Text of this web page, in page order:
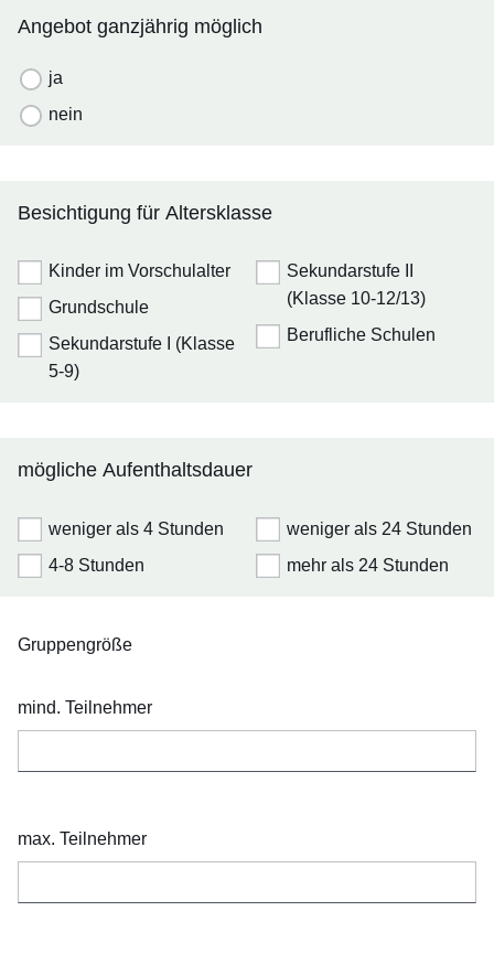
Angebot ganzjährig möglich
ja
nein
Besichtigung für Altersklasse
Kinder im Vorschulalter
Grundschule
Sekundarstufe I (Klasse
5-9)
Sekundarstufe II
(Klasse 10-12/13)
Berufliche Schulen
mögliche Aufenthaltsdauer
weniger als 4 Stunden
4-8 Stunden
weniger als 24 Stunden
mehr als 24 Stunden
Gruppengröße
mind. Teilnehmer
max. Teilnehmer